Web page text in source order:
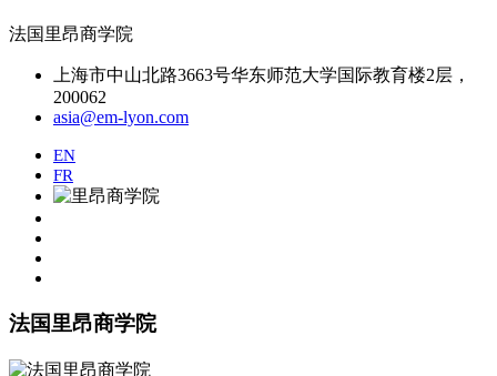
法国里昂商学院
上海市中山北路3663号华东师范大学国际教育楼2层，
200062
asia@em-lyon.com
EN
FR
法国里昂商学院